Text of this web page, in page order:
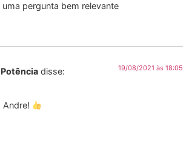
pergunta bem relevante
disse: 19/08/2021 às 18:05